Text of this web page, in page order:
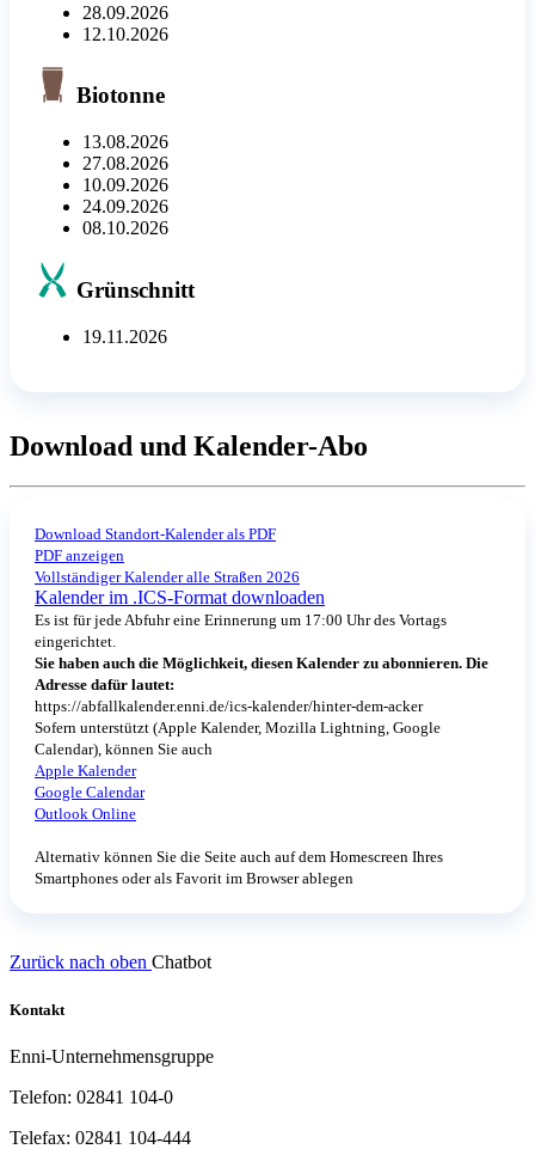
28.09.2026
12.10.2026
Biotonne
13.08.2026
27.08.2026
10.09.2026
24.09.2026
08.10.2026
Grünschnitt
19.11.2026
Download und Kalender-Abo
Download Standort-Kalender als PDF
PDF anzeigen
Vollständiger Kalender alle Straßen 2026
Kalender im .ICS-Format downloaden
Es ist für jede Abfuhr eine Erinnerung um 17:00 Uhr des Vortags
eingerichtet.
Sie haben auch die Möglichkeit, diesen Kalender zu abonnieren. Die
Adresse dafür lautet:
https://abfallkalender.enni.de/ics-kalender/hinter-dem-acker
Sofern unterstützt (Apple Kalender, Mozilla Lightning, Google
Calendar), können Sie auch
Apple Kalender
Google Calendar
Outlook Online
Alternativ können Sie die Seite auch auf dem Homescreen Ihres
Smartphones oder als Favorit im Browser ablegen
Zurück nach oben Chatbot
Kontakt
Enni-Unternehmensgruppe
Telefon: 02841 104-0
Telefax: 02841 104-444